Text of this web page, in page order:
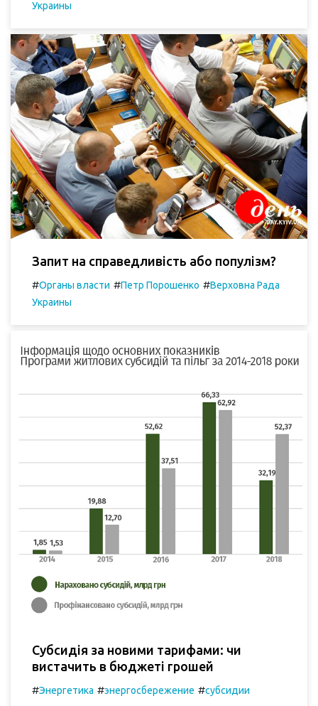
Украины
Запит на справедливість або популізм?
#Органы власти #Петр Порошенко #Верховна Рада
Украины
Субсидія за новими тарифами: чи
вистачить в бюджеті грошей
#Энергетика #энергосбережение #субсидии